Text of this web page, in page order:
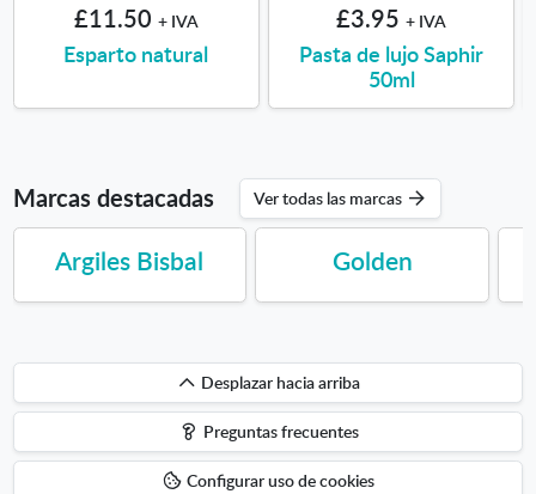
£11.50 + IVA
Esparto natural
£3.95 + IVA
Pasta de lujo Saphir
50ml
Marcas destacadas Ver todas las marcas
Argiles Bisbal Golden
Desplazar
hacia
arriba
Desplazar hacia arriba
Preguntas frecuentes
Configurar uso de cookies